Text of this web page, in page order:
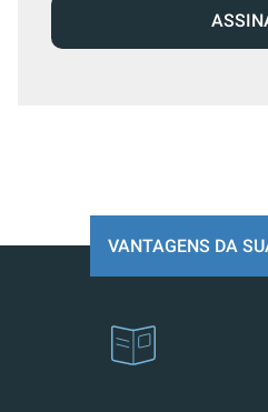
VANTAGENS DA